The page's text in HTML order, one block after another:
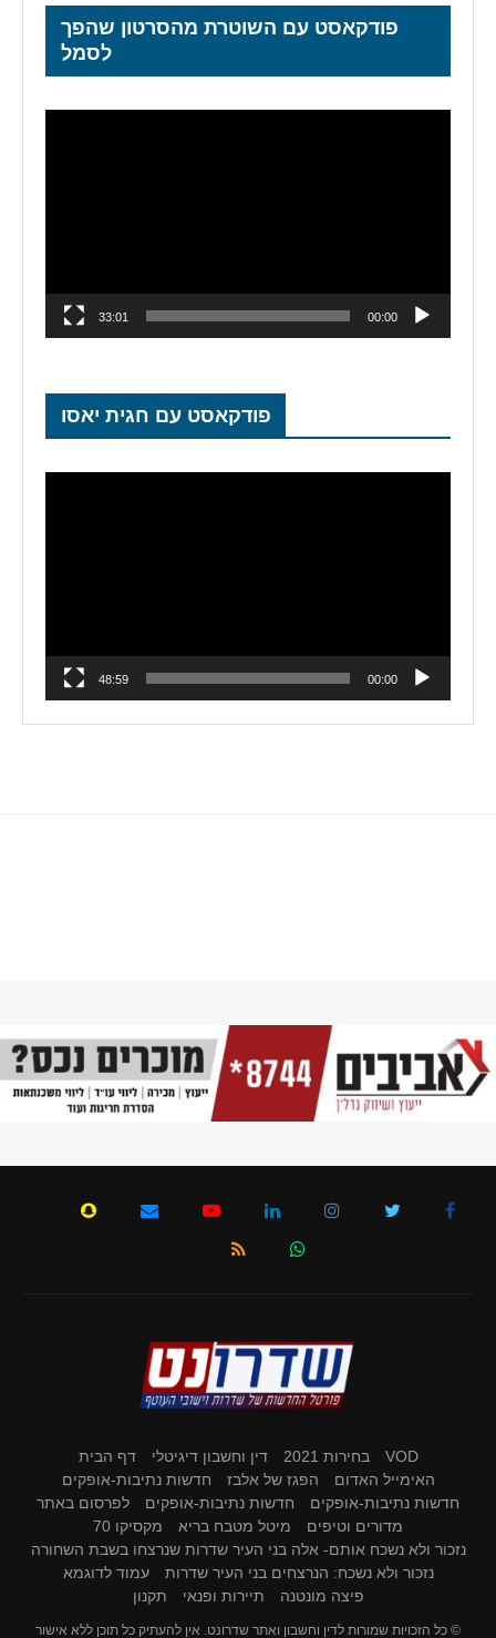
פודקאסט עם השוטרת מהסרטון שהפך
לסמל
00:00
33:01
פודקאסט עם חגית יאסו
00:00
48:59
VOD בחירות 2021 דין וחשבון דיגיטלי
דף הבית
האימייל האדום
הפגז של אלבז
חדשות נתיבות-אופקים
חדשות נתיבות-אופקים
חדשות נתיבות-אופקים
לפרסום באתר
מדורים וטיפים
מיטל מטבח בריא
מקסיקו 70
נזכור ולא נשכח אותם- אלה בני העיר שדרות שנרצחו בשבת השחורה
נזכור ולא נשכח: הנרצחים בני העיר שדרות
עמוד לדוגמא
פיצה מונטנה
תיירות ופנאי תקנון
© כל הזכויות שמורות לדין וחשבון ואתר שדרונט. אין להעתיק כל תוכן ללא אישור